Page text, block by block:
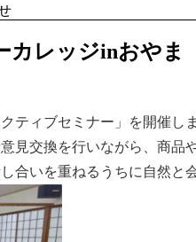
カレッジinおや
ティブセミナー」を開催し
見交換を行いながら、商品
合いを重ねるうちに自然